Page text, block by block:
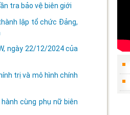
tra bảo vệ biên giới
lập tổ chức Đảng,
ngày 22/12/2024 của
trị và mô hình chính
cùng phụ nữ biên